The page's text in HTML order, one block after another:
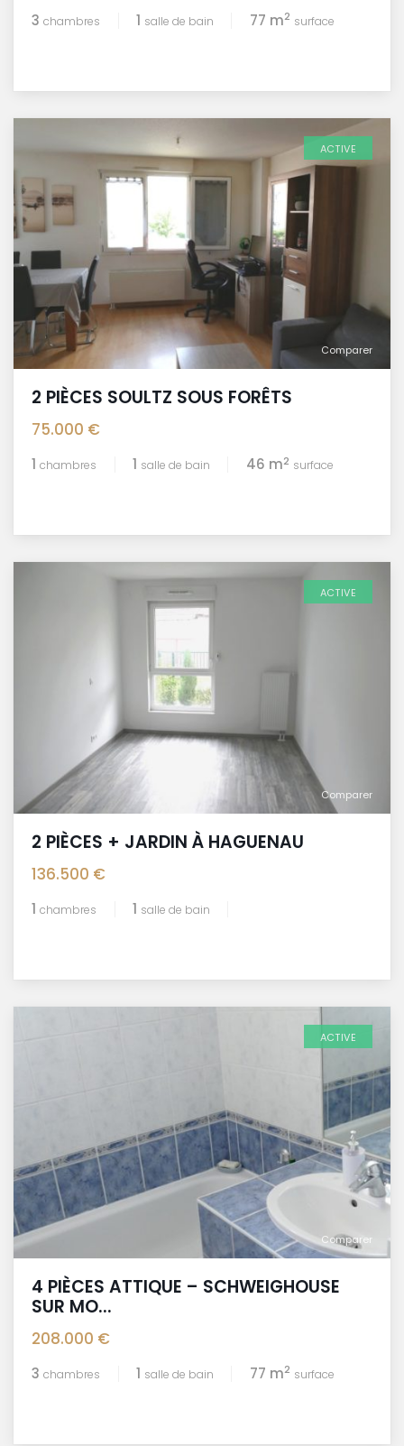
3 chambres 1 salle de bain 77 m2 surface
Comparer
ACTIVE
2 PIÈCES SOULTZ SOUS FORÊTS
75.000 €
1 chambres 1 salle de bain 46 m2 surface
Comparer
ACTIVE
2 PIÈCES + JARDIN À HAGUENAU
136.500 €
1 chambres 1 salle de bain
Comparer
ACTIVE
4 PIÈCES ATTIQUE – SCHWEIGHOUSE
SUR MO...
208.000 €
3 chambres 1 salle de bain 77 m2 surface